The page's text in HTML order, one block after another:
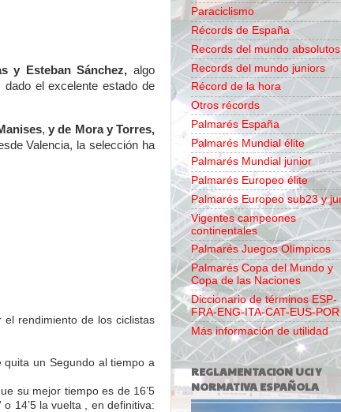
y Esteban Sánchez, algo
el excelente estado de
,y de Mora y Torres,
Valencia, la selección ha
rendimiento de los ciclistas
un Segundo al tiempo a
su mejor tiempo es de 16’5
14’5 la vuelta , en definitiva:
Paraciclismo
Récords de España
Records del mundo absolutos
Records del mundo juniors
Récord de la hora
Otros récords
Palmarés España
Palmarés Mundial élite
Palmarés Mundial junior
Palmarés Europeo élite
Palmarés Europeo sub23 y
Vigentes campeones
continentales
Palmarés Juegos Olímpicos
Palmarés Copa del Mundo y
Copa de las Naciones
Diccionario de términos ESP-
FRA-ENG-ITA-CAT-EUS-POR
Más información de utilidad
REGLAMENTACION UCI Y
NORMATIVA ESPAÑOLA